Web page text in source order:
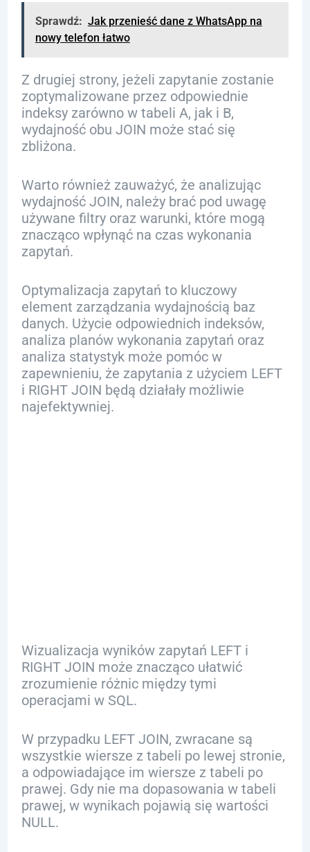
Sprawdź: Jak przenieść dane z WhatsApp na
nowy telefon łatwo
Z drugiej strony, jeżeli zapytanie zostanie
zoptymalizowane przez odpowiednie
indeksy zarówno w tabeli A, jak i B,
wydajność obu JOIN może stać się
zbliżona.
Warto również zauważyć, że analizując
wydajność JOIN, należy brać pod uwagę
używane filtry oraz warunki, które mogą
znacząco wpłynąć na czas wykonania
zapytań.
Optymalizacja zapytań to kluczowy
element zarządzania wydajnością baz
danych. Użycie odpowiednich indeksów,
analiza planów wykonania zapytań oraz
analiza statystyk może pomóc w
zapewnieniu, że zapytania z użyciem LEFT
i RIGHT JOIN będą działały możliwie
najefektywniej.
Wizualizacja wyników zapytań LEFT i
RIGHT JOIN może znacząco ułatwić
zrozumienie różnic między tymi
operacjami w SQL.
W przypadku LEFT JOIN, zwracane są
wszystkie wiersze z tabeli po lewej stronie,
a odpowiadające im wiersze z tabeli po
prawej. Gdy nie ma dopasowania w tabeli
prawej, w wynikach pojawią się wartości
NULL.